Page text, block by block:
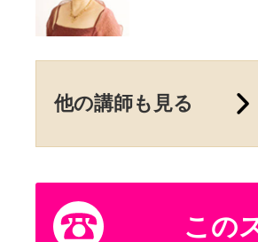
他の講師も見る
この